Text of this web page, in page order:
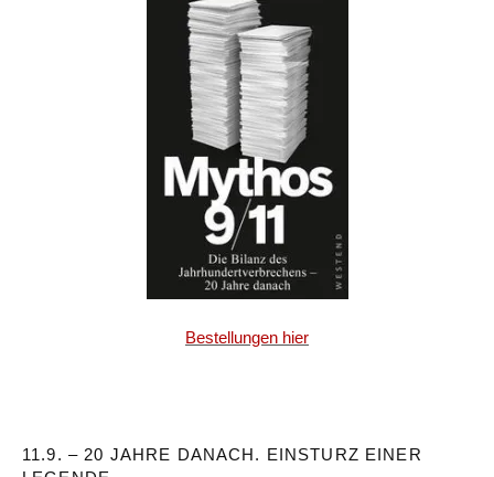
Bestellungen hier
11.9. – 20 JAHRE DANACH. EINSTURZ EINER